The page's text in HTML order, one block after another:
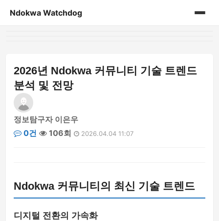
Ndokwa Watchdog
2026년 Ndokwa 커뮤니티 기술 트렌드
분석 및 전망
정보탐구자 이은우
0건
106회 2026.04.04 11:07
Ndokwa 커뮤니티의 최신 기술 트렌드
디지털 전환의 가속화